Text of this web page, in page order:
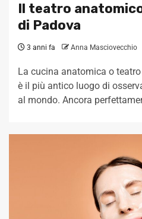
Il teatro
di Padova
3 anni fa Anna Masciovecchio
La cucina anatomica o
è il più antico luogo di
al mondo. Ancora